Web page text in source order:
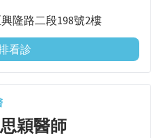
隆路二段198號2樓
看診
穎醫師